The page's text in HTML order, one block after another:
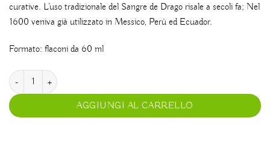
curative. L’uso tradizionale del Sangre de Drago risale a secoli fa; Nel
1600 veniva già utilizzato in Messico, Perù ed Ecuador.
Formato: flaconi da 60 ml
Sangue di drago quantità
AGGIUNGI AL CARRELLO